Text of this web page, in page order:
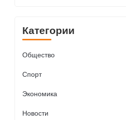
Категории
Общество
Спорт
Экономика
Новости